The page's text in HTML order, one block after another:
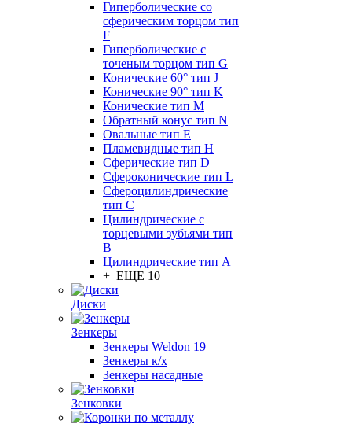
Гиперболические cо
сферическим торцом тип
F
Гиперболические с
точеным торцом тип G
Конические 60° тип J
Конические 90° тип K
Конические тип M
Обратный конус тип N
Овальные тип E
Пламевидные тип H
Сферические тип D
Сфероконические тип L
Сфероцилиндрические
тип C
Цилиндрические с
торцевыми зубьями тип
B
Цилиндрические тип А
+ ЕЩЕ 10
Диски
Зенкеры
Зенкеры Weldon 19
Зенкеры к/х
Зенкеры насадные
Зенковки